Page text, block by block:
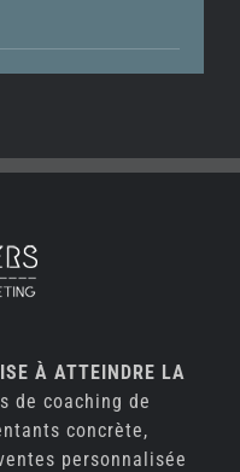
À ATTEINDRE LA
de coaching de
concrète,
personnalisée